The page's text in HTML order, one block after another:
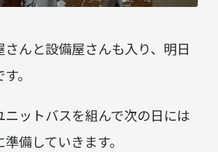
んと設備屋さんも入り、明日
。
ットバスを組んで次の日には
備していきます。